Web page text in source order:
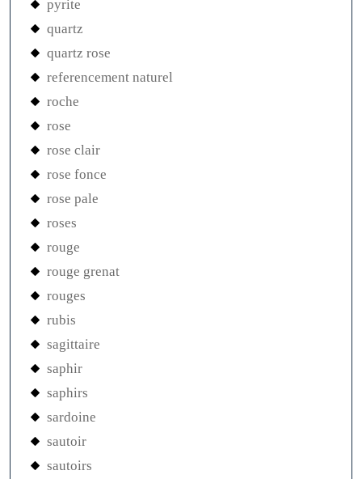
pyrite
quartz
quartz rose
referencement naturel
roche
rose
rose clair
rose fonce
rose pale
roses
rouge
rouge grenat
rouges
rubis
sagittaire
saphir
saphirs
sardoine
sautoir
sautoirs